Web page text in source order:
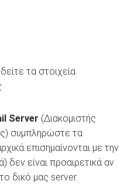
τα στοιχεία
Server (Διακομιστής
συμπληρώστε τα
επισημαίνονται με την
δεν είναι προαιρετικά αν
δικό μας server.